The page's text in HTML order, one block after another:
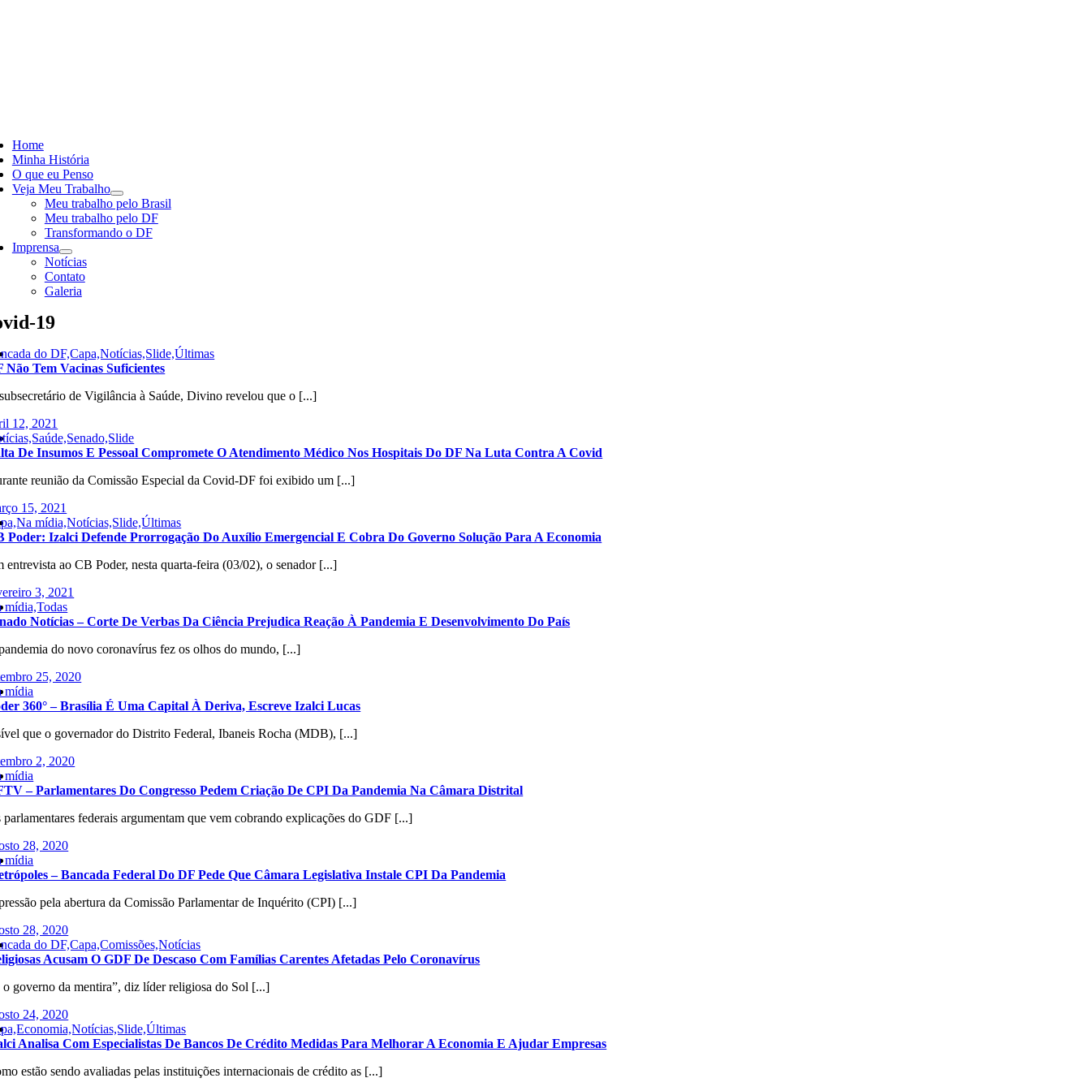
Home
Minha História
O que eu Penso
Veja Meu Trabalho
Meu trabalho pelo Brasil
Meu trabalho pelo DF
Transformando o DF
Imprensa
Notícias
Contato
Galeria
19
do DF,Capa,Notícias,Slide,Últimas
Não Tem Vacinas Suficientes
de Vigilância à Saúde, Divino revelou que o [...]
12, 2021
De Insumos E Pessoal Compromete O Atendimento Médico Nos Hospitais Do DF Na Luta Contra A Covid
reunião da Comissão Especial da Covid-DF foi exibido um [...]
15, 2021
mídia,Notícias,Slide,Últimas
Poder: Izalci Defende Prorrogação Do Auxílio Emergencial E Cobra Do Governo Solução Para A Economia
entrevista ao CB Poder, nesta quarta-feira (03/02), o senador [...]
3, 2021
mídia,Todas
Notícias – Corte De Verbas Da Ciência Prejudica Reação À Pandemia E Desenvolvimento Do País
do novo coronavírus fez os olhos do mundo, [...]
25, 2020
mídia
360° – Brasília É Uma Capital À Deriva, Escreve Izalci Lucas
que o governador do Distrito Federal, Ibaneis Rocha (MDB), [...]
2, 2020
mídia
– Parlamentares Do Congresso Pedem Criação De CPI Da Pandemia Na Câmara Distrital
parlamentares federais argumentam que vem cobrando explicações do GDF [...]
28, 2020
mídia
– Bancada Federal Do DF Pede Que Câmara Legislativa Instale CPI Da Pandemia
pela abertura da Comissão Parlamentar de Inquérito (CPI) [...]
28, 2020
do DF,Capa,Comissões,Notícias
Acusam O GDF De Descaso Com Famílias Carentes Afetadas Pelo Coronavírus
o governo da mentira”, diz líder religiosa do Sol [...]
24, 2020
Analisa Com Especialistas De Bancos De Crédito Medidas Para Melhorar A Economia E Ajudar Empresas
estão sendo avaliadas pelas instituições internacionais de crédito as [...]